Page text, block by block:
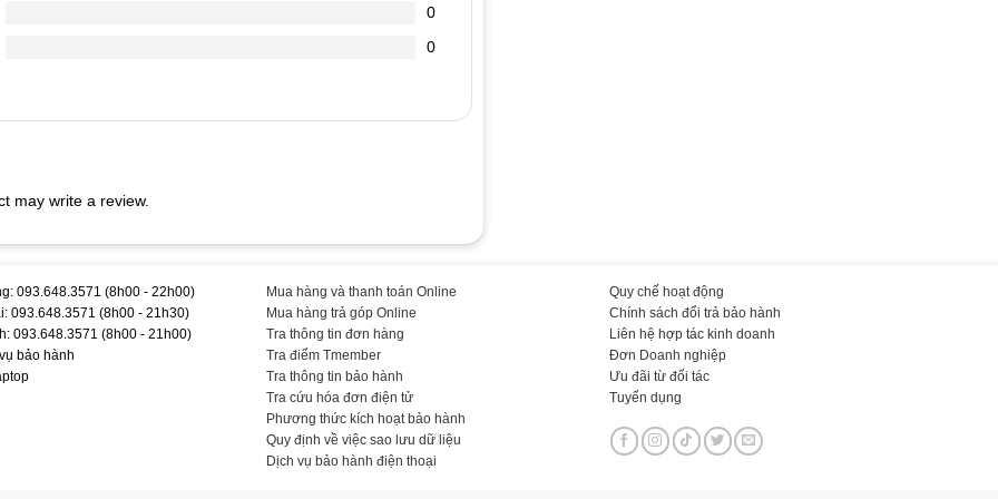
không liên quan đến dữ liệu (đọc báo, chơi ) không có nhu cầu
pin ra ngoài khi pin đang đầy 100%, và 1 tuần lên dùng pin lại
đây chính là nơi tiêu thụ năng lượng mạnh nhất trong các bộ
Điểm tiếp xúc kém giữa pin và máy có thể làm giảm hiệu suất
xúc nhỏ. Điều này sẽ giảm thiểu thất thoát năng lượng do tiếp
máy tính của bạn ở chế độ Balanced (Cân bằng) hoặc Power
máy để pin laptop có thể dùng thời gian lâu nhất. Tắt bỏ
Wi-Fi, thiết bị gắn ngoài…Tránh mở nhiều ứng dụng cùng lúc.
hoặc chế độ chờ (Suspend hoặc Standby). Tắt hẳn
0
0
may write a review.
093.648.3571 (8h00 - 22h00)
093.648.3571 (8h00 - 21h30)
093.648.3571 (8h00 - 21h00)
bảo hành
Mua hàng và thanh toán Online
Mua hàng trả góp Online
Tra thông tin đơn hàng
Tra điểm Tmember
Tra thông tin bảo hành
Tra cứu hóa đơn điện tử
Phương thức kích hoạt bảo hành
Quy định về việc sao lưu dữ liệu
Dịch vụ bảo hành điện thoại
Quy chế hoạt động
Chính sách đổi trả bảo hành
Liên hệ hợp tác kinh doanh
Đơn Doanh nghiệp
Ưu đãi từ đối tác
Tuyển dụng